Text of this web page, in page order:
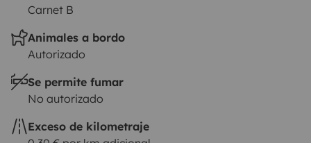
Carnet B
Animales a bordo
Autorizado
Se permite fumar
No autorizado
Exceso de kilometraje